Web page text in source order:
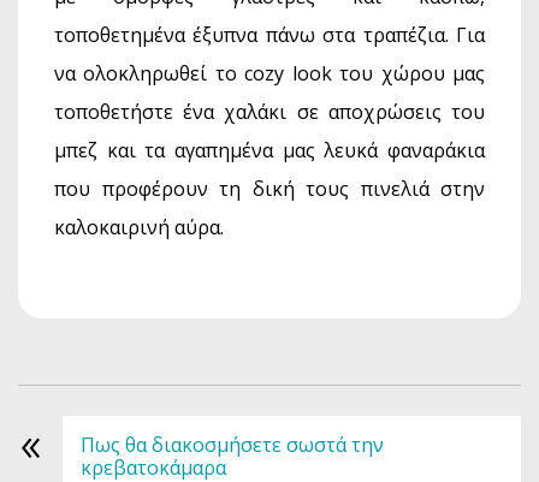
τοποθετημένα έξυπνα πάνω στα τραπέζια. Για
να ολοκληρωθεί το cozy look του χώρου μας
τοποθετήστε ένα χαλάκι σε αποχρώσεις του
μπεζ και τα αγαπημένα μας λευκά φαναράκια
που προφέρουν τη δική τους πινελιά στην
καλοκαιρινή αύρα.
«
Πως θα διακοσμήσετε σωστά την
κρεβατοκάμαρα